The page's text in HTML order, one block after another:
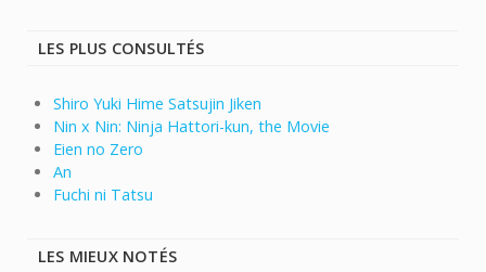
LES PLUS CONSULTÉS
Shiro Yuki Hime Satsujin Jiken
Nin x Nin: Ninja Hattori-kun, the Movie
Eien no Zero
An
Fuchi ni Tatsu
LES MIEUX NOTÉS